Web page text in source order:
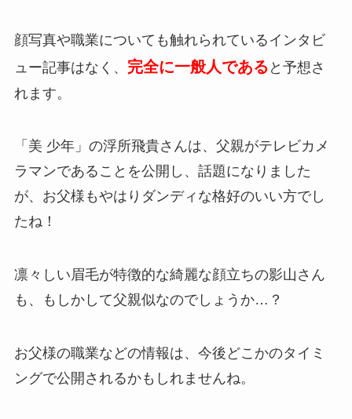
顔写真や職業についても触れられているインタビ
ュー記事はなく、 完全に一般人である と予想さ
れます。
「美 少年」の浮所飛貴さんは、父親がテレビカメ
ラマンであることを公開し、話題になりました
が、お父様もやはりダンディな格好のいい方でし
たね！
凛々しい眉毛が特徴的な綺麗な顔立ちの影山さん
も、もしかして父親似なのでしょうか…？
お父様の職業などの情報は、今後どこかのタイミ
ングで公開されるかもしれませんね。